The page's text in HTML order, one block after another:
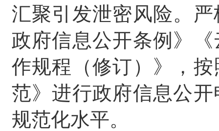
汇聚引发泄密风险。
政府信息公开条例》
作规程（修订）》，
范》进行政府信息公
规范化水平。